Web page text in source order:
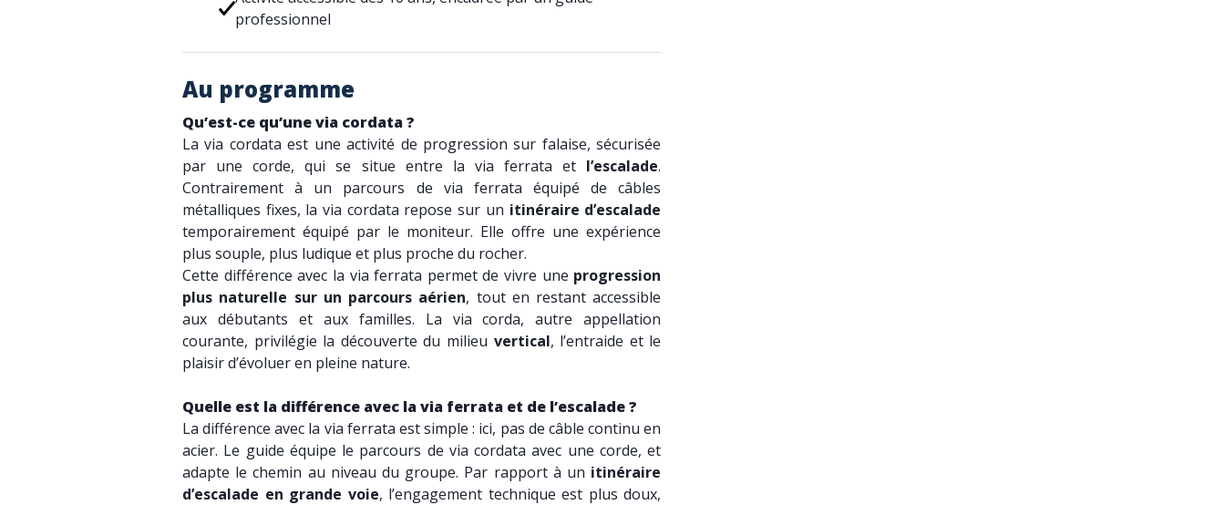
professionnel
Au programme
Qu’est-ce qu’une via cordata ?
La via cordata est une activité de progression sur falaise, sécurisée
par une corde, qui se situe entre la via ferrata et l’escalade.
Contrairement à un parcours de via ferrata équipé de câbles
métalliques fixes, la via cordata repose sur un itinéraire d’escalade
temporairement équipé par le moniteur. Elle offre une expérience
plus souple, plus ludique et plus proche du rocher.
Cette différence avec la via ferrata permet de vivre une progression
plus naturelle sur un parcours aérien, tout en restant accessible
aux débutants et aux familles. La via corda, autre appellation
courante, privilégie la découverte du milieu vertical, l’entraide et le
plaisir d’évoluer en pleine nature.
Quelle est la différence avec la via ferrata et de l’escalade ?
La différence avec la via ferrata est simple : ici, pas de câble continu en
acier. Le guide équipe le parcours de via cordata avec une corde, et
adapte le chemin au niveau du groupe. Par rapport à un itinéraire
d’escalade en grande voie, l’engagement technique est plus doux,